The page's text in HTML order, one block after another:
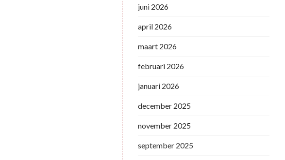
juni 2026
april 2026
maart 2026
februari 2026
januari 2026
december 2025
november 2025
september 2025